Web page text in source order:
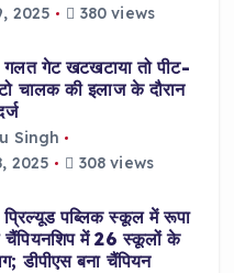
2025
380 views
गेट खटखटाया तो पीट-
चालक की इलाज के दौरान
Singh
2025
308 views
पब्लिक स्कूल में रूपा
चैंपियनशिप में 26 स्कूलों के
डीपीएस बना चैंपियन